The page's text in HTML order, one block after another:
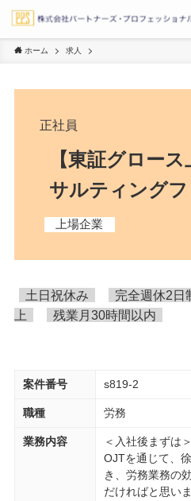
ホーム 求人
正社員
【東証グロー
サルティング
上場企業
土日祝休み 完全週休2日
上
残業月30時間以内
案件番号 s819-2
職種 労務
業務内容
＜入社後まずは＞
OJTを通じて、
き、労務業務の
だければと思いま